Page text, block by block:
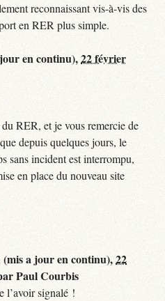
reconnaissant vis-à-vis des
en RER plus simple.
en continu),22 février
RER, et je vous remercie de
depuis quelques jours, le
sans incident est interrompu,
en place du nouveau site
a jour en continu),22
Paul Courbis
l’avoir signalé !